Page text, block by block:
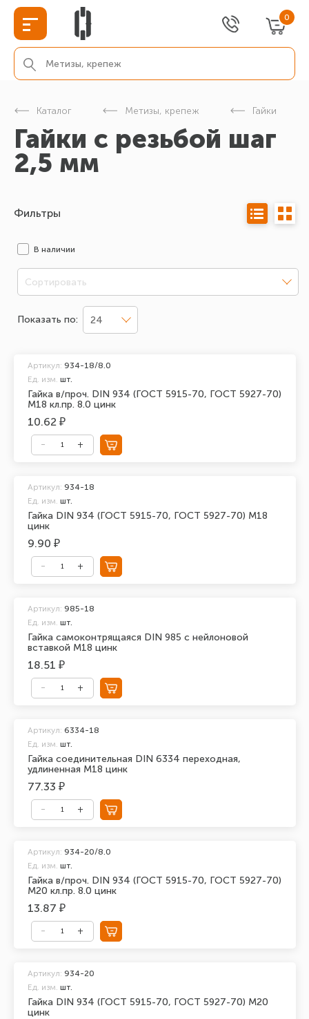
0
Каталог Метизы, крепеж Гайки
Гайки с резьбой шаг
2,5 мм
Фильтры
В наличии
Сортировать
Показать по: 24
Гайка в/проч. DIN 934 (ГОСТ 5915-70, ГОСТ 5927-70)
М18 кл.пр. 8.0 цинк
Артикул: 934-18/8.0
Ед. изм. шт.
10.62 ₽
Гайка DIN 934 (ГОСТ 5915-70, ГОСТ 5927-70) М18
цинк
Артикул: 934-18
Ед. изм. шт.
9.90 ₽
Гайка самоконтрящаяся DIN 985 с нейлоновой
вставкой М18 цинк
Артикул: 985-18
Ед. изм. шт.
18.51 ₽
Гайка соединительная DIN 6334 переходная,
удлиненная М18 цинк
Артикул: 6334-18
Ед. изм. шт.
77.33 ₽
Гайка в/проч. DIN 934 (ГОСТ 5915-70, ГОСТ 5927-70)
М20 кл.пр. 8.0 цинк
Артикул: 934-20/8.0
Ед. изм. шт.
13.87 ₽
Гайка DIN 934 (ГОСТ 5915-70, ГОСТ 5927-70) М20
цинк
Артикул: 934-20
Ед. изм. шт.